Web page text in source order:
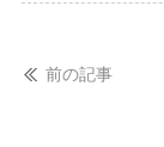
前の記事